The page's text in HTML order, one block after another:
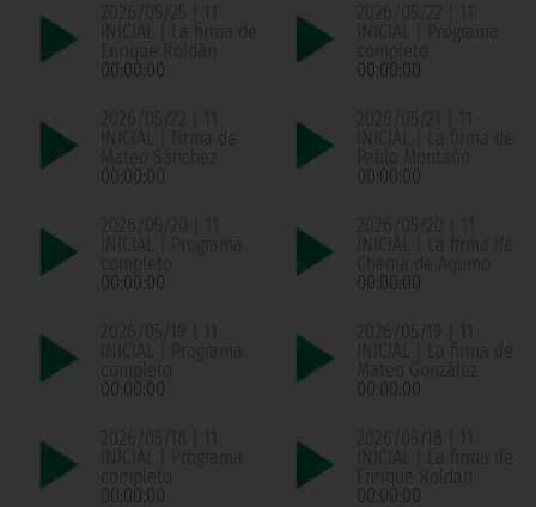
2026/05/25 | 11
INICIAL | La firma de
Enrique Roldán
00:00:00
2026/05/22 | 11
INICIAL | Programa
completo
00:00:00
2026/05/22 | 11
INICIAL | Firma de
Mateo Sánchez
00:00:00
2026/05/21 | 11
INICIAL | La firma de
Pablo Montaño
00:00:00
2026/05/20 | 11
INICIAL | Programa
completo
00:00:00
2026/05/20 | 11
INICIAL | La firma de
Chema de Aquino
00:00:00
2026/05/19 | 11
INICIAL | Programa
completo
00:00:00
2026/05/19 | 11
INICIAL | La firma de
Mateo González
00:00:00
2026/05/18 | 11
INICIAL | Programa
completo
00:00:00
2026/05/18 | 11
INICIAL | La firma de
Enrique Roldan
00:00:00